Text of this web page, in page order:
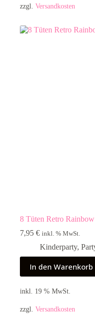
zzgl. Versandkosten
8 Tüten Retro
7,95 € inkl. % MwSt.
Kinderparty,
In den Warenkorb
inkl. 19 % MwSt.
zzgl. Versandkosten